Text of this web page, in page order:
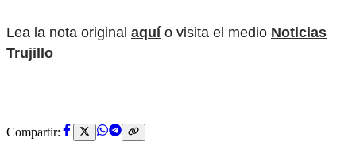
Lea la nota original aquí o visita el medio Noticias
Trujillo
Compartir: